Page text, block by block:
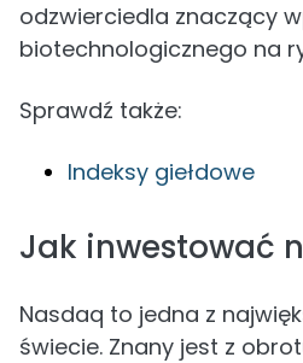
odzwierciedla znaczący
biotechnologicznego na
Sprawdź także:
Indeksy giełdowe
Jak inwestować
Nasdaq to jedna z
świecie. Znany jest z